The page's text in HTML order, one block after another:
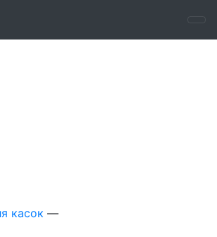
касок —